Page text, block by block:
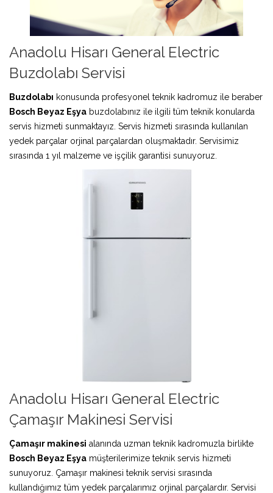
Anadolu Hisarı General Electric
Buzdolabı Servisi
Buzdolabı konusunda profesyonel teknik kadromuz ile beraber
Bosch Beyaz Eşya buzdolabınız ile ilgili tüm teknik konularda
servis hizmeti sunmaktayız. Servis hizmeti sırasında kullanılan
yedek parçalar orjinal parçalardan oluşmaktadır. Servisimiz
sırasında 1 yıl malzeme ve işçilik garantisi sunuyoruz.
Anadolu Hisarı General Electric
Çamaşır Makinesi Servisi
Çamaşır makinesi alanında uzman teknik kadromuzla birlikte
Bosch Beyaz Eşya müşterilerimize teknik servis hizmeti
sunuyoruz. Çamaşır makinesi teknik servisi sırasında
kullandığımız tüm yedek parçalarımız orjinal parçalardır. Servisi